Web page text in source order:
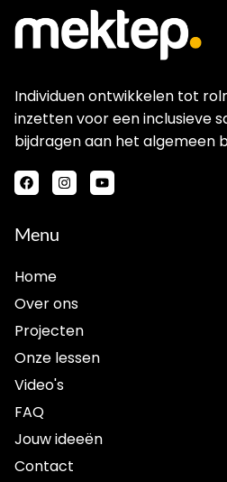
Individuen ontwikkelen tot
inzetten voor een inclusieve
bijdragen aan het algemeen
Menu
Home
Over ons
Projecten
Onze lessen
Video's
FAQ
Jouw ideeën
Contact